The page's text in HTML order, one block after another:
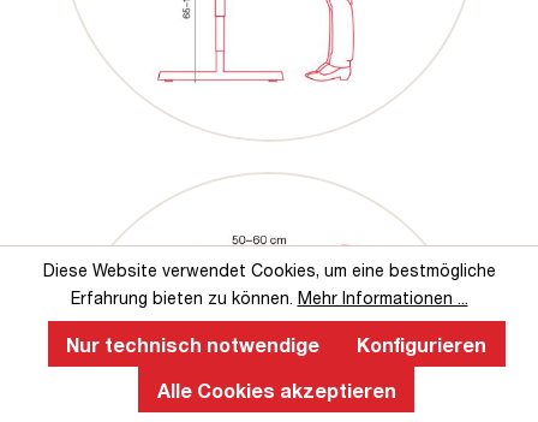
Diese Website verwendet Cookies, um eine bestmögliche
Erfahrung bieten zu können. Mehr Informationen ...
Nur technisch notwendige
Konfigurieren
Alle Cookies akzeptieren